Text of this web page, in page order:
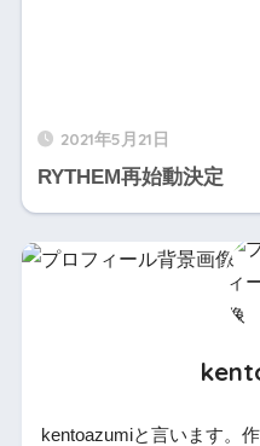
2021年5月21日
RYTHEM再始動決定
kentoazumiと言います。